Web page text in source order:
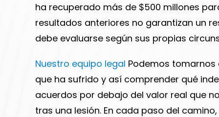
ha recuperado más de $500 millones
resultados anteriores no garantizan un
debe evaluarse según sus propias
Nuestro equipo legal Podemos
que ha sufrido y así comprender qué
acuerdos por debajo del valor real que
tras una lesión. En cada paso del